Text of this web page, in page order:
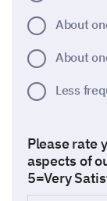
About
About
Less
Please rate
aspects of
5=Very